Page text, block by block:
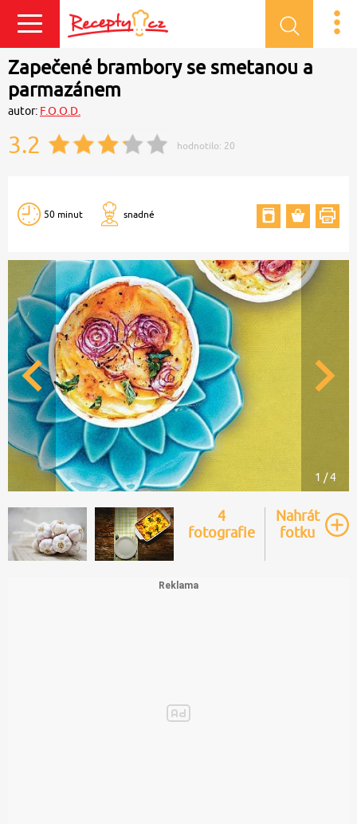
Přihlásit se
Zapečené brambory se smetanou a
parmazánem
autor: F.O.O.D.
3.2 hodnotilo: 20
50 minut snadné
1 / 4
4
fotografie
Nahrát
fotku